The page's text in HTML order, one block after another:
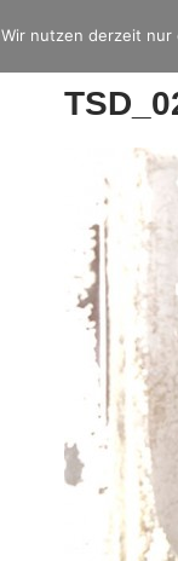
Wir nutzen derzeit nur